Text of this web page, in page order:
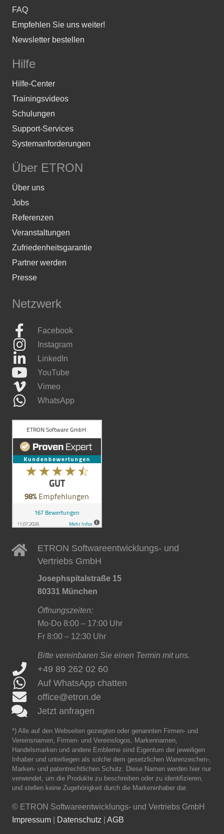
FAQ
Empfehlen Sie uns weiter!
Newsletter bestellen
Hilfe
Hilfe-Center
Trainingsvideos
Schulungen
Support-Services
Systemanforderungen
Über ETRON
Über uns
Jobs
Referenzen
Veranstaltungen
Zufriedenheitsgarantie
Partner werden
Presse
Netzwerk
Facebook
Instagram
LinkedIn
YouTube
Vimeo
WhatsApp
ETRON Softwareentwicklungs- und
Vertriebs GmbH
Josephspitalstraße 15
80331 München
Öffnungszeiten:
Mo-Do 8:00 – 17:00 Uhr
Fr 8:00 – 12:30 Uhr
Bitte vereinbaren Sie einen Termin mit uns.
+49 89 262 02 60
Auf WhatsApp chatten
office@etron.de
Jetzt anfragen
*) Alle auf den Webseiten gezeigten oder genannten Firmen- und
Vereinsnamen, Firmen- und Vereinslogos, Markennamen,
Handelsmarken und andere Embleme sind Eigentum der jeweiligen
Inhaber und unterliegen als solche dem gesetzlichen Warenzeichen-,
Marken- und patentrechtlichen Schutz. Diese Namen werden hier nur
verwendet, um die Produkte zu beschreiben oder zu identifizieren,
und stellen keine Zugehörigkeit durch die Markeninhaber dar.
© ETRON Softwareentwicklungs- und Vertriebs GmbH
Impressum
Datenschutz AGB